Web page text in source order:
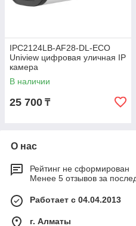
IPC2124LB-AF28-DL-ECO
Uniview цифровая уличная IP
камера
В наличии
25 700 ₸
О нас
Рейтинг не сформирован
Менее 5 отзывов за
Работает с 04.04.2013
г. Алматы